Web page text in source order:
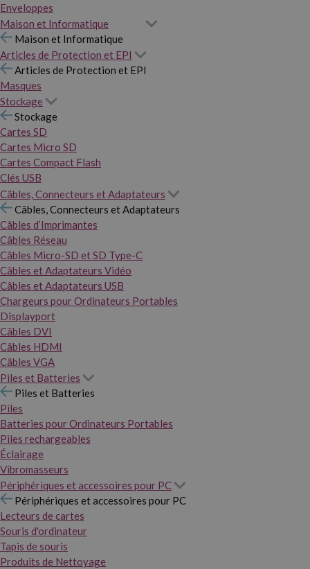
Enveloppes
Maison et Informatique
Maison et Informatique
Articles de Protection et EPI
Articles de Protection et EPI
Masques
Stockage
Stockage
Cartes SD
Cartes Micro SD
Cartes Compact Flash
Clés USB
Câbles, Connecteurs et Adaptateurs
Câbles, Connecteurs et Adaptateurs
Câbles d’Imprimantes
Câbles Réseau
Câbles Micro-SD et SD Type-C
Câbles et Adaptateurs Vidéo
Câbles et Adaptateurs USB
Chargeurs pour Ordinateurs Portables
Displayport
Câbles DVI
Câbles HDMI
Câbles VGA
Piles et Batteries
Piles et Batteries
Piles
Batteries pour Ordinateurs Portables
Piles rechargeables
Éclairage
Vibromasseurs
Périphériques et accessoires pour PC
Périphériques et accessoires pour PC
Lecteurs de cartes
Souris d'ordinateur
Tapis de souris
Produits de Nettoyage